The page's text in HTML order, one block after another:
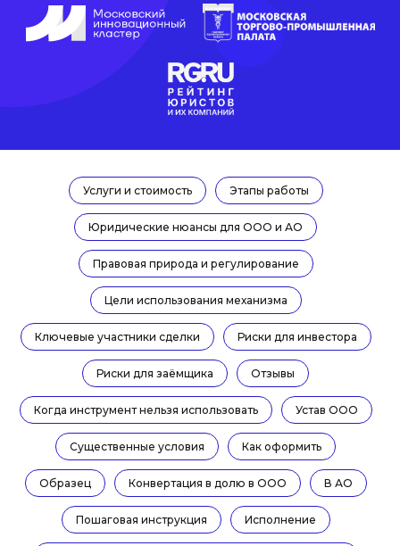
Услуги и стоимость Этапы работы
Юридические нюансы для ООО и АО
Правовая природа и регулирование
Цели использования механизма
Ключевые участники сделки Риски для инвестора
Риски для заёмщика Отзывы
Когда инструмент нельзя использовать Устав ООО
Существенные условия Как оформить
Образец Конвертация в долю в ООО В АО
Пошаговая инструкция Исполнение
ЗАСЛУЖИВАЕМ
ДОВЕРИЕ
6 лет
ИЗ FORBES, RAEX
> 10